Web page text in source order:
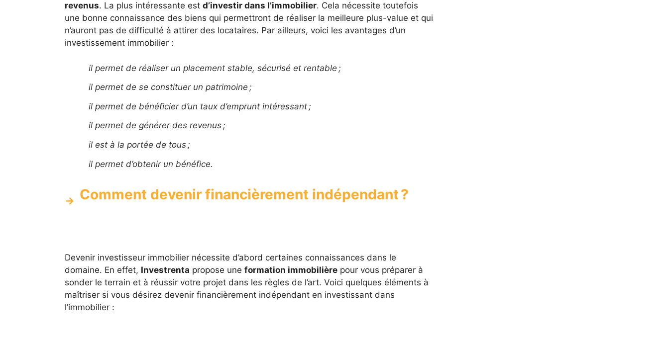
revenus. La plus intéressante est d’investir dans l’immobilier. Cela nécessite toutefois
une bonne connaissance des biens qui permettront de réaliser la meilleure plus-value et qui
n’auront pas de difficulté à attirer des locataires. Par ailleurs, voici les avantages d’un
investissement immobilier :
il permet de réaliser un placement stable, sécurisé et rentable ;
il permet de se constituer un patrimoine ;
il permet de bénéficier d’un taux d’emprunt intéressant ;
il permet de générer des revenus ;
il est à la portée de tous ;
il permet d’obtenir un bénéfice.
Comment devenir financièrement indépendant ?
Devenir investisseur immobilier nécessite d’abord certaines connaissances dans le
domaine. En effet, Investrenta propose une formation immobilièrepour vous préparer à
sonder le terrain et à réussir votre projet dans les règles de l’art. Voici quelques éléments à
maîtriser si vous désirez devenir financièrement indépendant en investissant dans
l’immobilier :